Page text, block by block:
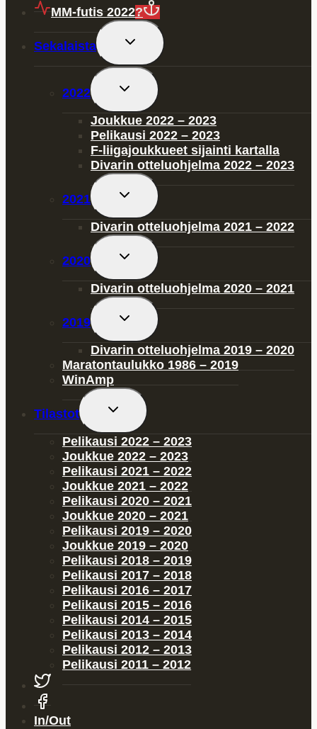
MM-futis 2022?
Sekalaista
Toggle
2022
Toggle
Joukkue 2022 – 2023
Pelikausi 2022 – 2023
F-liigajoukkueet sijainti kartalla
Divarin otteluohjelma 2022 – 2023
2021
Toggle
Divarin otteluohjelma 2021 – 2022
2020
Toggle
Divarin otteluohjelma 2020 – 2021
2019
Toggle
Divarin otteluohjelma 2019 – 2020
Maratontaulukko 1986 – 2019
WinAmp
Tilastot
Toggle
Pelikausi 2022 – 2023
Joukkue 2022 – 2023
Pelikausi 2021 – 2022
Joukkue 2021 – 2022
Pelikausi 2020 – 2021
Joukkue 2020 – 2021
Pelikausi 2019 – 2020
Joukkue 2019 – 2020
Pelikausi 2018 – 2019
Pelikausi 2017 – 2018
Pelikausi 2016 – 2017
Pelikausi 2015 – 2016
Pelikausi 2014 – 2015
Pelikausi 2013 – 2014
Pelikausi 2012 – 2013
Pelikausi 2011 – 2012
In/Out